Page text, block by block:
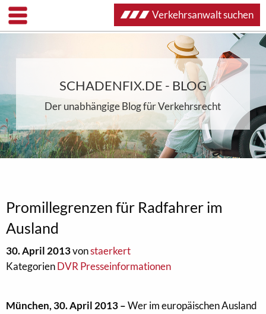
SCHADENFIX.DE - BLOG
Der unabhängige Blog für Verkehrsrecht
Promillegrenzen für Radfahrer im
Ausland
30. April 2013vonstaerkert
KategorienDVR Presseinformationen
München, 30. April 2013 –Wer im europäischen Ausland
Verkehrsanwalt suchen